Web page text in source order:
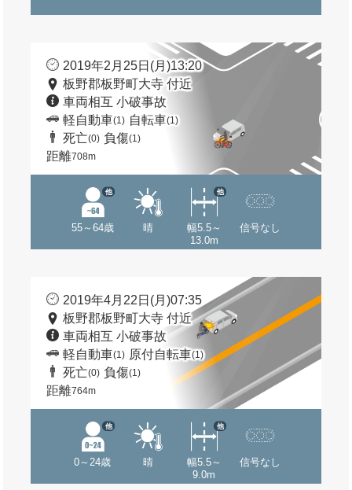
2019年2月25日(月)13:20
板野郡板野町大寺 付近
車両相互 小破事故
軽自動車(1) 自転車(1)
死亡(0) 負傷(1)
距離708m
55～64歳
他
晴
幅5.5～
13.0m
他
信号なし
2019年4月22日(月)07:35
板野郡板野町大寺 付近
車両相互 小破事故
軽自動車(1) 原付自転車(1)
死亡(0) 負傷(1)
距離764m
0～24歳
他
晴
幅5.5～
9.0m
他
信号なし